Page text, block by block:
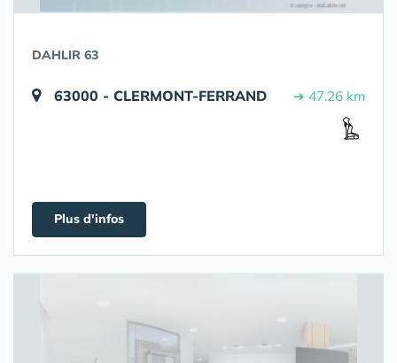
DAHLIR 63
63000 - CLERMONT-FERRAND ➔ 47.26 km
Plus d'infos